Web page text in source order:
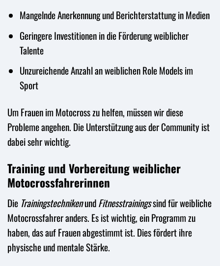
Mangelnde Anerkennung und Berichterstattung in Medien
Geringere Investitionen in die Förderung weiblicher
Talente
Unzureichende Anzahl an weiblichen Role Models im
Sport
Um Frauen im Motocross zu helfen, müssen wir diese
Probleme angehen. Die Unterstützung aus der Community ist
dabei sehr wichtig.
Training und Vorbereitung weiblicher
Motocrossfahrerinnen
Die TrainingstechnikenundFitnesstrainingssind für weibliche
Motocrossfahrer anders. Es ist wichtig, ein Programm zu
haben, das auf Frauen abgestimmt ist. Dies fördert ihre
physische und mentale Stärke.